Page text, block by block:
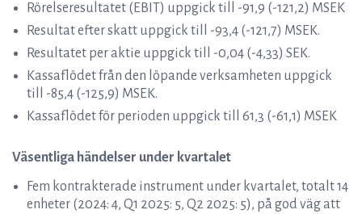
Rörelseresultatet (EBIT) uppgick till -91,9 (-121,2) MSEK
Resultat efter skatt uppgick till -93,4 (-121,7) MSEK.
Resultatet per aktie uppgick till -0,04 (-4,33) SEK.
Kassaflödet från den löpande verksamheten uppgick
till -85,4 (-125,9) MSEK.
Kassaflödet för perioden uppgick till 61,3 (-61,1) MSEK
Väsentliga händelser under kvartalet
Fem kontrakterade instrument under kvartalet, totalt 14
enheter (2024: 4, Q1 2025: 5, Q2 2025: 5), på god väg att